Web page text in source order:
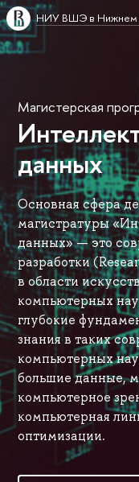
НИУ ВШЭ в Нижнем
Магистерская
данных
Основная сфера
магистратуры
данных» — это
разработки
в области
компьютерных
глубокие
знания в таких
компьютерных
большие данные,
компьютерное
компьютерная
оптимизации.